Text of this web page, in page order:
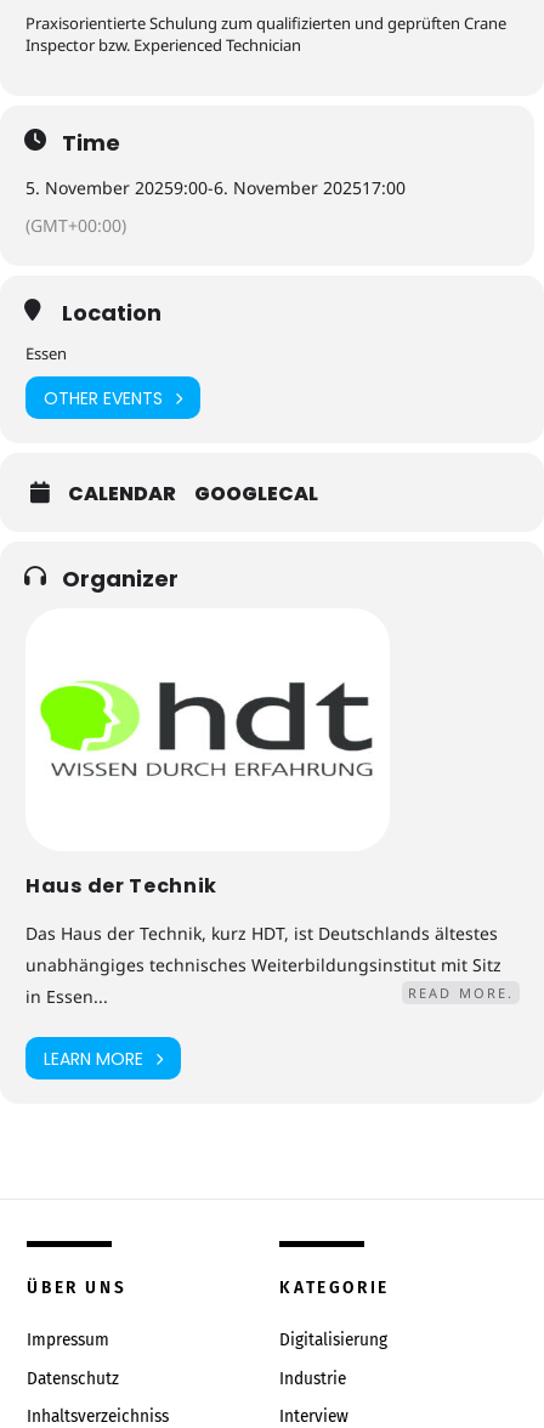
Praxisorientierte Schulung zum qualifizierten und geprüften Crane
Inspector bzw. Experienced Technician
Time
5. November 20259:00-6. November 202517:00
(GMT+00:00)
Location
Essen
OTHER EVENTS
CALENDAR GOOGLECAL
Organizer
Haus der Technik
Das Haus der Technik, kurz HDT, ist Deutschlands ältestes
unabhängiges technisches Weiterbildungsinstitut mit Sitz
in Essen...
READ MORE.
LEARN MORE
ÜBER UNS
Impressum
Datenschutz
Inhaltsverzeichniss
KATEGORIE
Digitalisierung
Industrie
Interview